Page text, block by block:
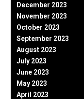
December 2023
November 2023
October 2023
September 2023
August 2023
July 2023
June 2023
May 2023
April 2023